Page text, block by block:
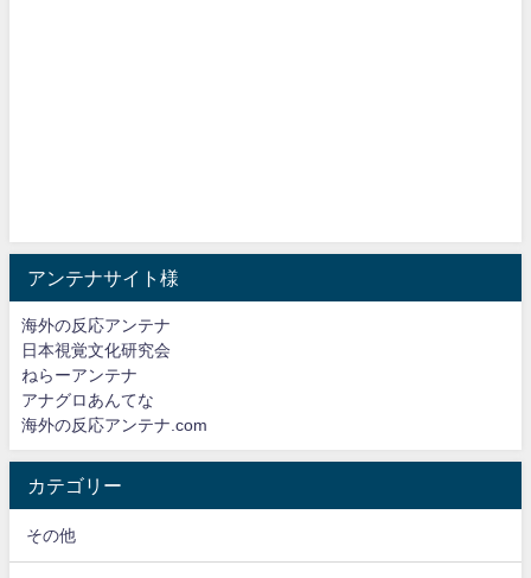
アンテナサイト様
海外の反応アンテナ
日本視覚文化研究会
ねらーアンテナ
アナグロあんてな
海外の反応アンテナ.com
カテゴリー
その他